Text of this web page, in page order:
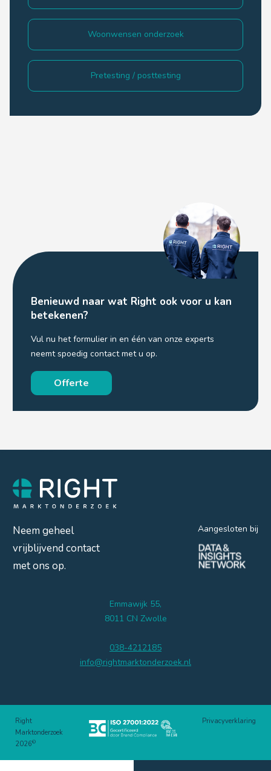
Woonwensen onderzoek
Pretesting / posttesting
Benieuwd naar wat Right ook voor u kan
betekenen?
Vul nu het formulier in en één van onze experts
neemt spoedig contact met u op.
Offerte
Neem geheel
vrijblijvend contact
met ons op.
Aangesloten bij
Emmawijk 55,
8011 CN Zwolle
038-4212185
info@rightmarktonderzoek.nl
Right
Marktonderzoek
2026©
Privacyverklaring